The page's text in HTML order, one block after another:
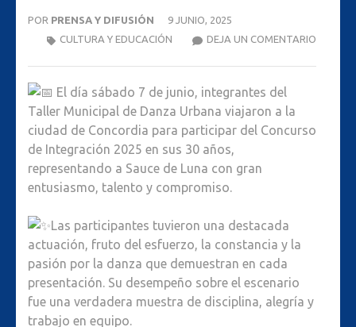
POR PRENSA Y DIFUSIÓN
9 JUNIO, 2025
DEJA UN COMENTARIO
CULTURA Y EDUCACIÓN
El día sábado 7 de junio, integrantes del
Taller Municipal de Danza Urbana viajaron a la
ciudad de Concordia para participar del Concurso
de Integración 2025 en sus 30 años,
representando a Sauce de Luna con gran
entusiasmo, talento y compromiso.
Las participantes tuvieron una destacada
actuación, fruto del esfuerzo, la constancia y la
pasión por la danza que demuestran en cada
presentación. Su desempeño sobre el escenario
fue una verdadera muestra de disciplina, alegría y
trabajo en equipo.